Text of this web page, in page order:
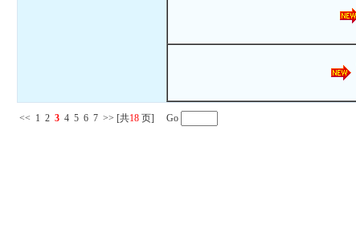
<< 1 2 3 4 5 6 7 >> [共18 页] Go